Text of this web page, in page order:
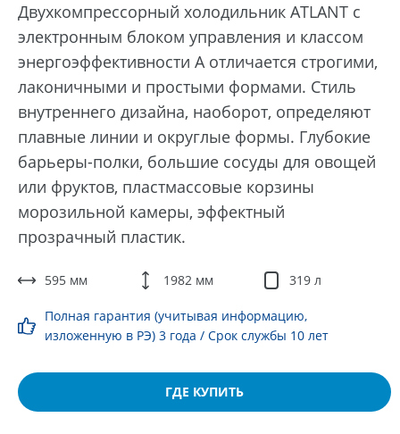
Двухкомпрессорный холодильник ATLANT с
электронным блоком управления и классом
энергоэффективности А отличается строгими,
лаконичными и простыми формами. Стиль
внутреннего дизайна, наоборот, определяют
плавные линии и округлые формы. Глубокие
барьеры-полки, большие сосуды для овощей
или фруктов, пластмассовые корзины
морозильной камеры, эффектный
прозрачный пластик.
595 мм 1982 мм 319 л
Полная гарантия (учитывая информацию,
изложенную в РЭ) 3 года / Срок службы 10 лет
ГДЕ КУПИТЬ